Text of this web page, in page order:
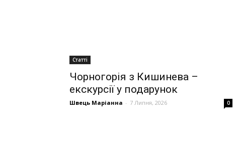
Статті
Чорногорія з Кишинева –
екскурсії у подарунок
Швець Маріанна - 7 Липня, 2026 0